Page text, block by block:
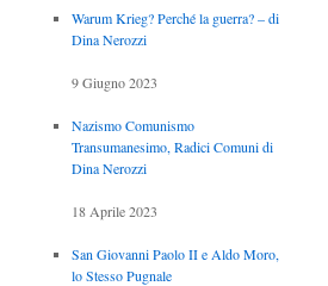
Warum Krieg? Perché la guerra? – di
Dina Nerozzi
9 Giugno 2023
Nazismo Comunismo
Transumanesimo, Radici Comuni di
Dina Nerozzi
18 Aprile 2023
San Giovanni Paolo II e Aldo Moro,
lo Stesso Pugnale